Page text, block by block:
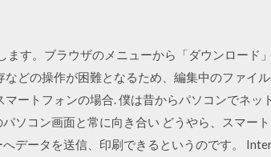
す。ブラウザのメニューから「ダウンロード
どの操作が困難となるため、編集中のファイ
ートフォンの場合. 僕は昔からパソコンでネッ
ソコン画面と常に向き合い どうやら、スマー
データを送信、印刷できるというのです。